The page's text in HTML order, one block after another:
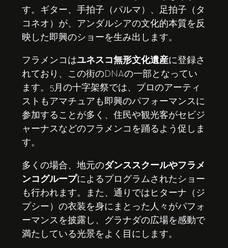
す。ギター、手拍子（パルマ）、足拍子（タ
コネオ）が、アンダルシアの文化的本質を反
映した即興のショーを生み出します。
フラメンコはユネスコ無形文化遺産に登録さ
れており、この街のDNAの一部となってい
ます。5月の十字架祭では、プロのアーティ
ストもアマチュアも即興のパフォーマンスに
参加することが多く、住民や観光客がセビジ
ャーナスなどのフラメンコを踊るよう促しま
す。
多くの場合、地元のダンススクールやフラメ
ンコグループによるプログラムされたショー
も行われます。また、通りではヒターナ（ジ
プシー）の衣装を身にまとった人々がパフォ
ーマンスを披露し、グラナダの広場を感動で
満たしている光景をよく目にします。